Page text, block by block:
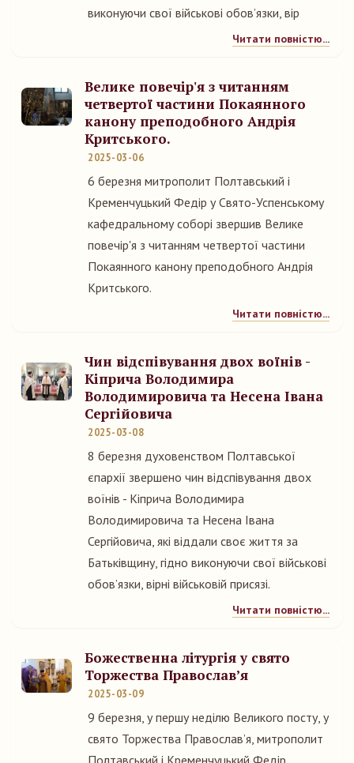
виконуючи свої військові обов’язки, вір
Читати повністю...
Велике повечір'я з читанням
четвертої частини Покаянного
канону преподобного Андрія
Критського.
2025-03-06
6 березня митрополит Полтавський і
Кременчуцький Федір у Свято-Успенському
кафедральному соборі звершив Велике
повечір'я з читанням четвертої частини
Покаянного канону преподобного Андрія
Критського.
Читати повністю...
Чин відспівування двох воїнів -
Кіприча Володимира
Володимировича та Несена Івана
Сергійовича
2025-03-08
8 березня духовенством Полтавської
єпархії звершено чин відспівування двох
воїнів - Кіприча Володимира
Володимировича та Несена Івана
Сергійовича, які віддали своє життя за
Батьківщину, гідно виконуючи свої військові
обов’язки, вірні військовій присязі.
Читати повністю...
Божественна літургія у свято
Торжества Православ’я
2025-03-09
9 березня, у першу неділю Великого посту, у
свято Торжества Православ’я, митрополит
Полтавський і Кременчуцький Федір